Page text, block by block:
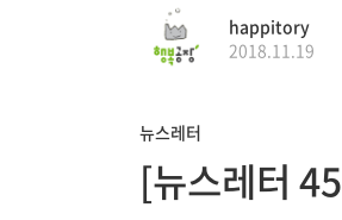
happitory
2018.11.19
뉴스레터
[뉴스레터